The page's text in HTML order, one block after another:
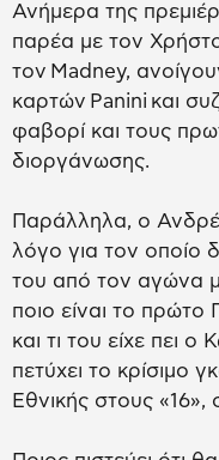
Ανήμερα της
παρέα με τον
τον Madney,
καρτών Panini και
φαβορί και τους
διοργάνωσης.
Παράλληλα, ο
λόγο για τον οποίο
του από τον αγώνα
ποιο είναι το
και τι του είχε πει
πετύχει το κρίσιμο
Εθνικής στους